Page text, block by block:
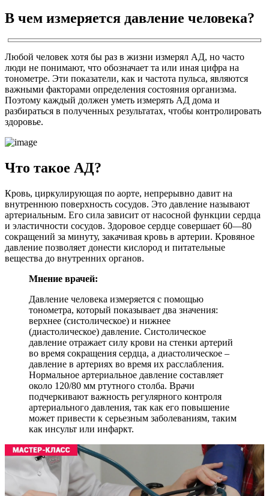
В чем измеряется давление человека?
Любой человек хотя бы раз в жизни измерял АД, но часто
люди не понимают, что обозначает та или иная цифра на
тонометре. Эти показатели, как и частота пульса, являются
важными факторами определения состояния организма.
Поэтому каждый должен уметь измерять АД дома и
разбираться в полученных результатах, чтобы контролировать
здоровье.
Что такое АД?
Кровь, циркулирующая по аорте, непрерывно давит на
внутреннюю поверхность сосудов. Это давление называют
артериальным. Его сила зависит от насосной функции сердца
и эластичности сосудов. Здоровое сердце совершает 60—80
сокращений за минуту, закачивая кровь в артерии. Кровяное
давление позволяет донести кислород и питательные
вещества до внутренних органов.
Мнение врачей:
Давление человека измеряется с помощью
тонометра, который показывает два значения:
верхнее (систолическое) и нижнее
(диастолическое) давление. Систолическое
давление отражает силу крови на стенки артерий
во время сокращения сердца, а диастолическое –
давление в артериях во время их расслабления.
Нормальное артериальное давление составляет
около 120/80 мм ртутного столба. Врачи
подчеркивают важность регулярного контроля
артериального давления, так как его повышение
может привести к серьезным заболеваниям, таким
как инсульт или инфаркт.